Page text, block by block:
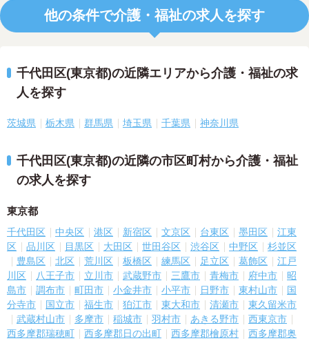
他の条件で介護・福祉の求人を探す
千代田区(東京都)の近隣エリアから介護・福祉の求
人を探す
茨城県 栃木県 群馬県 埼玉県 千葉県 神奈川県
千代田区(東京都)の近隣の市区町村から介護・福祉
の求人を探す
東京都
千代田区 中央区 港区 新宿区 文京区 台東区 墨田区
江東
区
品川区 目黒区 大田区 世田谷区 渋谷区 中野区
杉並区
豊島区
北区 荒川区 板橋区 練馬区 足立区 葛飾区
江戸
川区
八王子市 立川市 武蔵野市 三鷹市 青梅市 府中市
昭
島市
調布市 町田市 小金井市 小平市 日野市 東村山市
国
分寺市
国立市 福生市 狛江市 東大和市 清瀬市
東久留米市
武蔵村山市
多摩市 稲城市 羽村市 あきる野市
西東京市
西多摩郡瑞穂町
西多摩郡日の出町 西多摩郡檜原村
西多摩郡奥